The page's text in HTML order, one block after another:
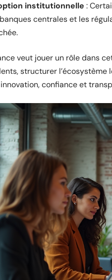
institutionnelle :
centrales et les
veut jouer un rôle dans
structurer
confiance et